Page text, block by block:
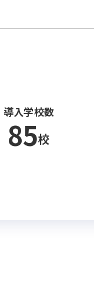
導入学校数
85校